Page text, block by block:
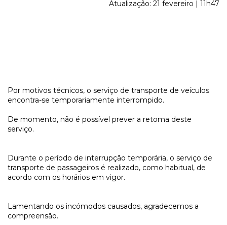
Atualização: 21 fevereiro | 11h47
Por motivos técnicos, o serviço de transporte de veículos
encontra-se temporariamente interrompido.
De momento, não é possível prever a retoma deste
serviço.
Durante o período de interrupção temporária, o serviço de
transporte de passageiros é realizado, como habitual, de
acordo com os horários em vigor.
Lamentando os incómodos causados, agradecemos a
compreensão.